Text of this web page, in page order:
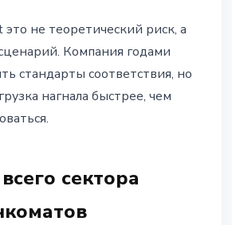
не теоретический риск, а
Компания годами
стандарты соответствия, но
нагнала быстрее, чем
сектора